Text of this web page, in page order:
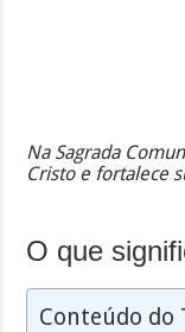
Na Sagrada
Cristo e fortalece
O que
Conteúdo do